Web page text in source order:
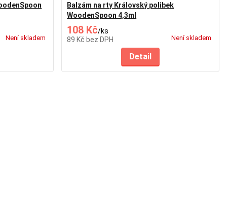
Není skladem
Balzám na rty Královský polibek
WoodenSpoon 4,3ml
108 Kč/ks
89 Kčbez DPH Není skladem
Detail